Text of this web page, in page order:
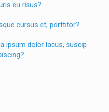
eu risus?
cursus et, porttitor?
ipsum dolor lacus, suscip